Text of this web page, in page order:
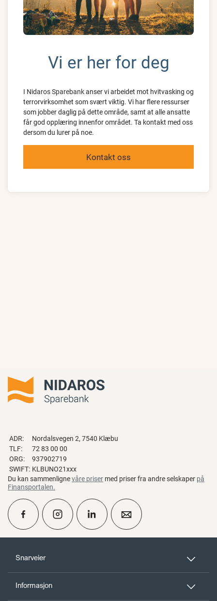
Vi er her for deg
I Nidaros Sparebankanser vi arbeidet mot hvitvasking og
terrorvirksomhet som svært viktig. Vi har flere ressurser
som jobber daglig på dette område, samt at alle ansatte
får god opplæring innenfor området. Ta kontakt med oss
dersom du lurer på noe.
Kontakt oss
Snarveier
Informasjon
ADR:
Nordalsvegen 2, 7540 Klæbu
TLF:
72 83 00 00
ORG:
937902719
SWIFT: KLBUNO21xxx
Du kan sammenlignevåre priser med priser fra andre selskaper på
Finansportalen.